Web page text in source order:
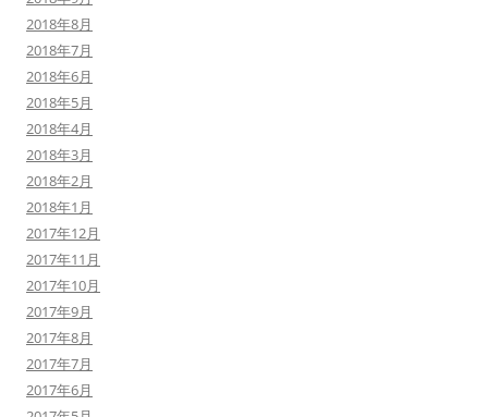
2018年8月
2018年7月
2018年6月
2018年5月
2018年4月
2018年3月
2018年2月
2018年1月
2017年12月
2017年11月
2017年10月
2017年9月
2017年8月
2017年7月
2017年6月